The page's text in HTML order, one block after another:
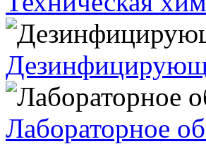
Лабораторное